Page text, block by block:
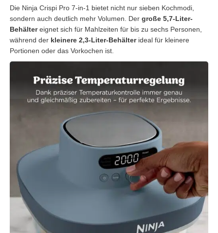
Die Ninja Crispi Pro 7-in-1 bietet nicht nur sieben Kochmodi,
sondern auch deutlich mehr Volumen. Der große 5,7-Liter-
Behältereignet sich für Mahlzeiten für bis zu sechs Personen,
während der kleinere 2,3-Liter-Behälterideal für kleinere
Portionen oder das Vorkochen ist.